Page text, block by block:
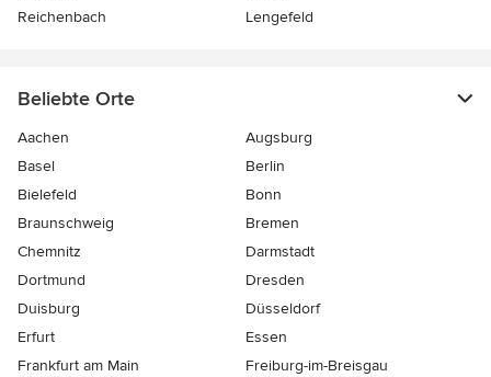
Reichenbach
Lengefeld
Beliebte Orte
Aachen
Augsburg
Basel
Berlin
Bielefeld
Bonn
Braunschweig
Bremen
Chemnitz
Darmstadt
Dortmund
Dresden
Duisburg
Düsseldorf
Erfurt
Essen
Frankfurt am Main
Freiburg-im-Breisgau